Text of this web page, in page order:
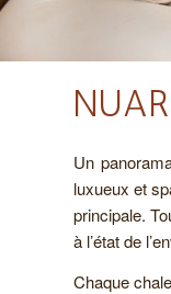
Un
luxueux et
principale.
à l’état de
Chaque